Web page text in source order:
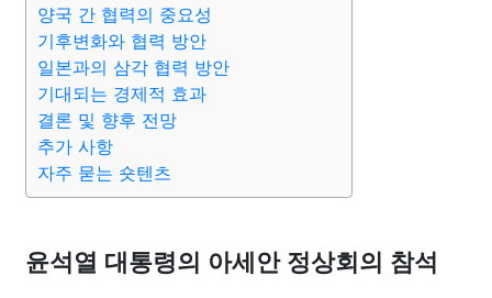
양국 간 협력의 중요성
기후변화와 협력 방안
일본과의 삼각 협력 방안
기대되는 경제적 효과
결론 및 향후 전망
추가 사항
자주 묻는 숏텐츠
윤석열 대통령의 아세안 정상회의 참석